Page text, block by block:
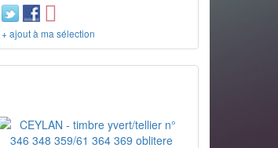
+ ajout à ma sélection